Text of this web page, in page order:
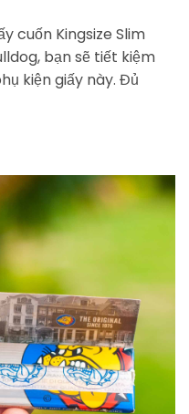
cuốn Kingsize Slim
bạn sẽ tiết kiệm
kiện giấy này. Đủ